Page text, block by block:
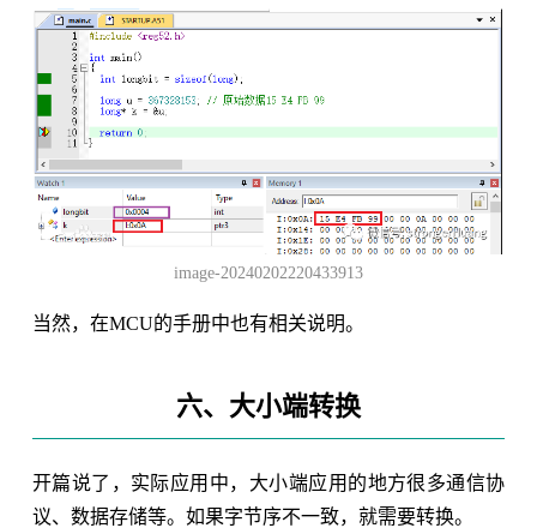
image-20240202220433913
当然，在MCU的手册中也有相关说明。
六、大小端转换
开篇说了，实际应用中，大小端应用的地方很多通信协
议、数据存储等。如果字节序不一致，就需要转换。